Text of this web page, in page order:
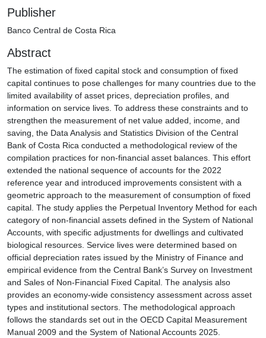
Publisher
Banco Central de Costa Rica
Abstract
The estimation of fixed capital stock and consumption of fixed
capital continues to pose challenges for many countries due to the
limited availability of asset prices, depreciation profiles, and
information on service lives. To address these constraints and to
strengthen the measurement of net value added, income, and
saving, the Data Analysis and Statistics Division of the Central
Bank of Costa Rica conducted a methodological review of the
compilation practices for non‑financial asset balances. This effort
extended the national sequence of accounts for the 2022
reference year and introduced improvements consistent with a
geometric approach to the measurement of consumption of fixed
capital. The study applies the Perpetual Inventory Method for each
category of non‑financial assets defined in the System of National
Accounts, with specific adjustments for dwellings and cultivated
biological resources. Service lives were determined based on
official depreciation rates issued by the Ministry of Finance and
empirical evidence from the Central Bank’s Survey on Investment
and Sales of Non‑Financial Fixed Capital. The analysis also
provides an economy‑wide consistency assessment across asset
types and institutional sectors. The methodological approach
follows the standards set out in the OECD Capital Measurement
Manual 2009 and the System of National Accounts 2025.